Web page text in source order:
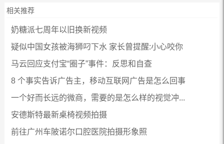
相关推荐
奶糖派七周年以旧换新视频
疑似中国女孩被海狮叼下水 家长曾提醒:小心咬你
马云回应支付宝“圈子”事件：反思和自查
8 个事实告诉广告主，移动互联网广告是怎么回事
一个好而长远的微商，需要的是怎么样的视觉冲...
安德斯特最新桌椅视频拍摄
前往广州车陂诺尔口腔医院拍摄形象照